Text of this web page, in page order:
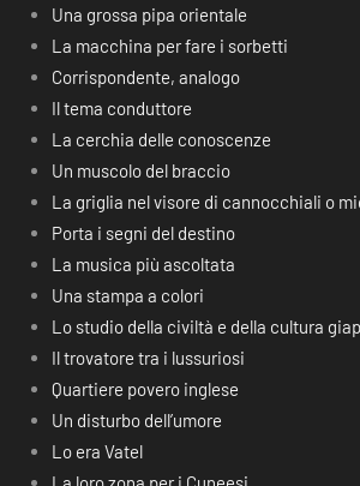
Una grossa pipa orientale
La macchina per fare i sorbetti
Corrispondente, analogo
Il tema conduttore
La cerchia delle conoscenze
Un muscolo del braccio
La griglia nel visore di cannocchiali o
Porta i segni del destino
La musica più ascoltata
Una stampa a colori
Lo studio della civiltà e della cultura
Il trovatore tra i lussuriosi
Quartiere povero inglese
Un disturbo dell’umore
Lo era Vatel